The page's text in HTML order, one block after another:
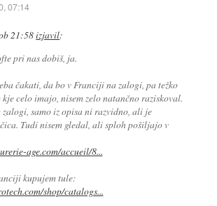
07:14
21:58izjavil:
pri nas dobiš, ja.
čakati, da bo v Franciji na zalogi, pa težko
celo imajo, nisem zelo natančno raziskoval.
zalogi, samo iz opisa ni razvidno, ali je
Tudi nisem gledal, ali sploh pošiljajo v
age.com/accueil/8...
kupujem tule:
shop/catalogs...